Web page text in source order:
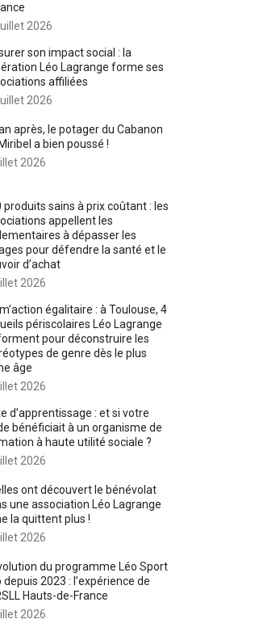
2026
son impact social : la
Léo Lagrange forme ses
affiliées
2026
après, le potager du Cabanon
a bien poussé !
2026
produits sains à prix coûtant : les
appellent les
à dépasser les
pour défendre la santé et le
d’achat
2026
égalitaire : à Toulouse, 4
périscolaires Léo Lagrange
pour déconstruire les
de genre dès le plus
âge
2026
d’apprentissage : et si votre
bénéficiait à un organisme de
à haute utilité sociale ?
2026
ont découvert le bénévolat
une association Léo Lagrange
la quittent plus !
2026
du programme Léo Sport
depuis 2023 : l’expérience de
Hauts-de-France
2026